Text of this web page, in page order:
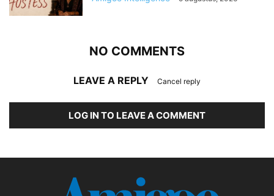
NO COMMENTS
LEAVE A REPLY Cancel reply
LOG IN TO LEAVE A COMMENT